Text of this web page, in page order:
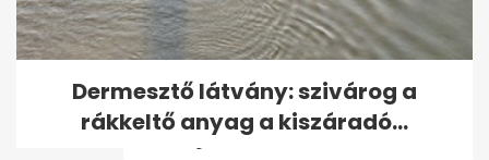
Az extrém hideg miatt már
figyelmeztetést adott ki az
OMSZ: jön a...
Dermesztő látvány: szivárog a
rákkeltő anyag a kiszáradó...